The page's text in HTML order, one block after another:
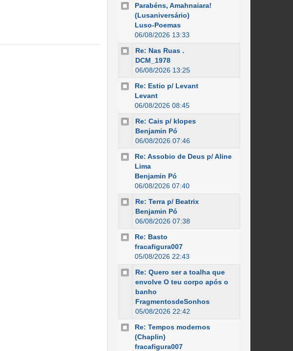
Parabéns, Amahnaiara!
(Lusaniversário)
Luso-Poemas
06/08/2026 13:33
Re: Nas Ruas .
DCM_1978
06/08/2026 13:25
Re: Estio p/ Levant
Levant
06/08/2026 08:45
Re: Cais p/ klopes
Benjamin Pó
06/08/2026 07:46
Re: Assobio de Deus p/ Aline
Lima
Benjamin Pó
06/08/2026 07:40
Re: Terra p/ Beatrix
Benjamin Pó
06/08/2026 07:38
Re: Basto
fracafigura007
05/08/2026 22:43
Re: Quero ser a toalha que
envolve O teu corpo após o
banho
FragmentosdeSonhos
05/08/2026 22:42
Re: Tempos modernos
(Chaplin)
fracafigura007